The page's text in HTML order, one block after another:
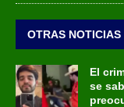
OTRAS NOTICIAS
El
se